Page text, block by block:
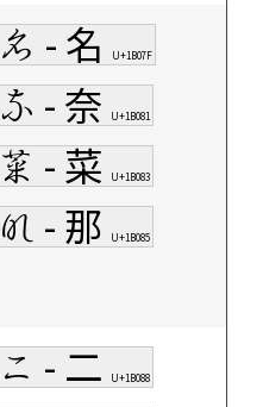
𛁿 - 名 U+1B07F
𛂁 - 奈 U+1B081
𛂃 - 菜 U+1B083
𛂅 - 那 U+1B085
𛂈 - 二 U+1B088